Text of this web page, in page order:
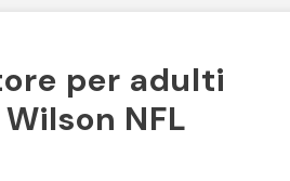
per adulti
NFL